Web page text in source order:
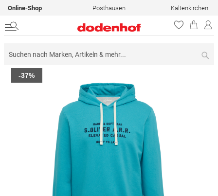
Online-Shop Posthausen Kaltenkirchen
Zum
Ende
-37%